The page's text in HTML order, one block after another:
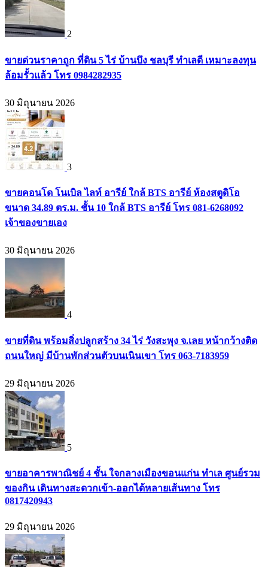
2
ขายด่วนราคาถูก ที่ดิน 5 ไร่ บ้านบึง ชลบุรี ทำเลดี เหมาะลงทุน
ล้อมรั้วแล้ว โทร 0984282935
30 มิถุนายน 2026
3
ขายคอนโด โนเบิล ไลท์ อารีย์ ใกล้ BTS อารีย์ ห้องสตูดิโอ
ขนาด 34.89 ตร.ม. ชั้น 10 ใกล้ BTS อารีย์ โทร 081-6268092
เจ้าของขายเอง
30 มิถุนายน 2026
4
ขายที่ดิน พร้อมสิ่งปลูกสร้าง 34 ไร่ วังสะพุง จ.เลย หน้ากว้างติด
ถนนใหญ่ มีบ้านพักส่วนตัวบนเนินเขา โทร 063-7183959
29 มิถุนายน 2026
5
ขายอาคารพาณิชย์ 4 ชั้น ใจกลางเมืองขอนแก่น ทำเล ศูนย์รวม
ของกิน เดินทางสะดวกเข้า-ออกได้หลายเส้นทาง โทร
0817420943
29 มิถุนายน 2026